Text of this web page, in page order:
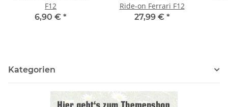
F12
6,90 € *
Ride-on Ferrari F12
27,99 € *
Kategorien